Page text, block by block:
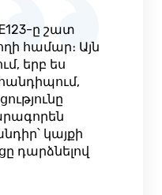
ը շատ
համար։ Այն
երբ ես
կայքի
դարձնելով